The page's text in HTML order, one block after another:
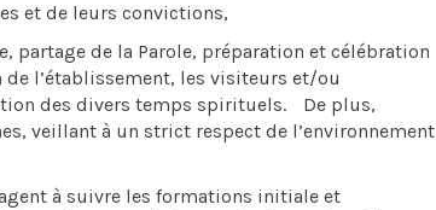
et de leurs convictions,
partage de la Parole, préparation et célébration
l’établissement, les visiteurs et/ou
des divers temps spirituels. De plus,
veillant à un strict respect de l’environnement
à suivre les formations initiale et